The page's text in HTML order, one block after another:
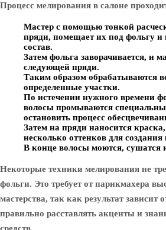
Процесс мелирования в салоне
Мастер с помощью тонкой
пряди, помещает их под фольгу
состав.
Затем фольга заворачивается, и
следующей пряди.
Таким образом обрабатываются
определенные участки.
По истечении нужного времени
волосы промываются
остановить процесс
Затем на пряди наносится
несколько оттенков для
В конце волосы моются, сушатся
Некоторые техники мелирования не
фольги. Это требует от парикмахера
мастерства, так как результат зависит
правильно расставлять акценты и